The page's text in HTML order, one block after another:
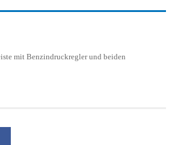
mit Benzindruckregler und beiden